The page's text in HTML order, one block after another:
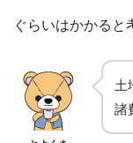
ぐらいはかかると
土
諸